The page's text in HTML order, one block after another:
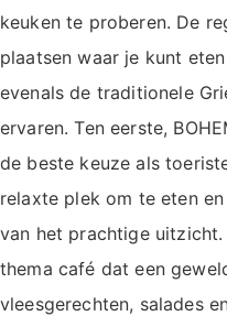
keuken te proberen. De
plaatsen waar je kunt
evenals de traditionele
ervaren. Ten eerste,
de beste keuze als
relaxte plek om te eten
van het prachtige
thema café dat een
vleesgerechten, salades